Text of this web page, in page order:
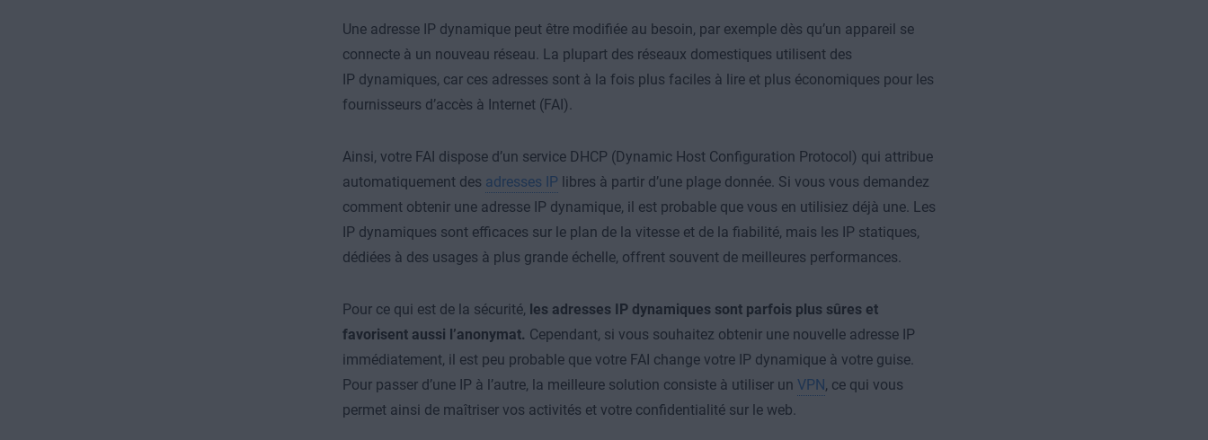
Une adresse IP dynamique peut être modifiée au besoin, par exemple dès qu’un appareil se
connecte à un nouveau réseau. La plupart des réseaux domestiques utilisent des
IP dynamiques, car ces adresses sont à la fois plus faciles à lire et plus économiques pour les
fournisseurs d’accès à Internet (FAI).
Ainsi, votre FAI dispose d’un service DHCP (Dynamic Host Configuration Protocol) qui attribue
automatiquement des adresses IP libres à partir d’une plage donnée. Si vous vous demandez
comment obtenir une adresse IP dynamique, il est probable que vous en utilisiez déjà une. Les
IP dynamiques sont efficaces sur le plan de la vitesse et de la fiabilité, mais les IP statiques,
dédiées à des usages à plus grande échelle, offrent souvent de meilleures performances.
Pour ce qui est de la sécurité, les adresses IP dynamiques sont parfois plus sûres et
favorisent aussi l’anonymat. Cependant, si vous souhaitez obtenir une nouvelle adresse IP
immédiatement, il est peu probable que votre FAI change votre IP dynamique à votre guise.
Pour passer d’une IP à l’autre, la meilleure solution consiste à utiliser un VPN, ce qui vous
permet ainsi de maîtriser vos activités et votre confidentialité sur le web.